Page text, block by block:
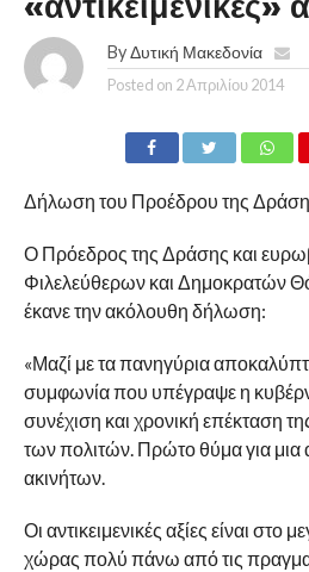
By Δυτική Μακεδονία
Posted on 2 Απριλίου 2014
Δήλωση του Προέδρου της
Ο Πρόεδρος της Δράσης και
Φιλελεύθερων και Δημοκρατών
έκανε την ακόλουθη δήλωση:
«Μαζί με τα πανηγύρια
συμφωνία που υπέγραψε η
συνέχιση και χρονική επέκταση
των πολιτών. Πρώτο θύμα για μια
ακινήτων.
Οι αντικειμενικές αξίες είναι στο
χώρας πολύ πάνω από τις